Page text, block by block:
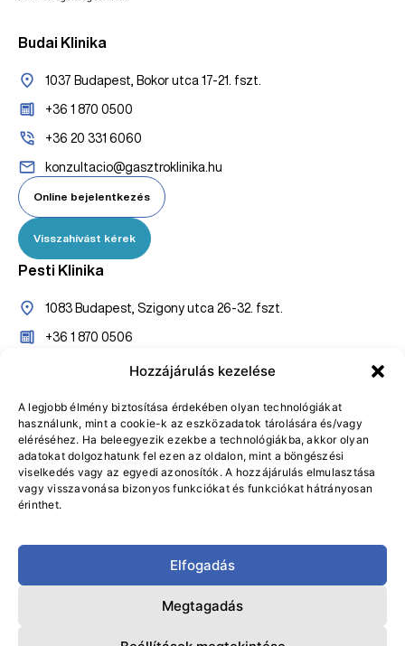
Hozzájárulás kezelése
A legjobb élmény biztosítása érdekében olyan technológiákat
használunk, mint a cookie-k az eszközadatok tárolására és/vagy
eléréséhez. Ha beleegyezik ezekbe a technológiákba, akkor olyan
adatokat dolgozhatunk fel ezen az oldalon, mint a böngészési
viselkedés vagy az egyedi azonosítók. A hozzájárulás elmulasztása
vagy visszavonása bizonyos funkciókat és funkciókat hátrányosan
érinthet.
Elfogadás
Megtagadás
Budai Klinika
1037 Budapest, Bokor utca 17-21. fszt.
+36 1 870 0500
+36 20 331 6060
konzultacio@gasztroklinika.hu
Online bejelentkezés
Visszahívást kérek
Pesti Klinika
1083 Budapest, Szigony utca 26-32. fszt.
+36 1 870 0506
+36 20 527 7005
Online bejelentkezés
Visszahívást kérek
Adatvédelmi Tájékoztató
Általános Szerződési Feltételek